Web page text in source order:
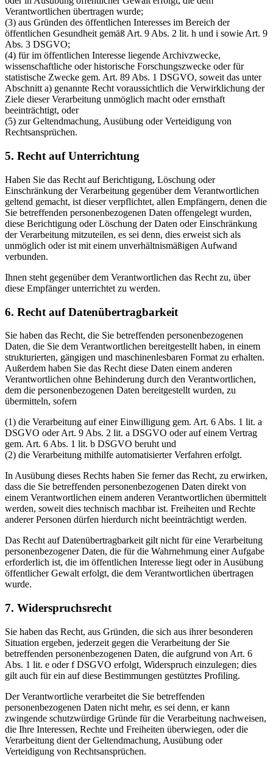
Verantwortlichen übertragen wurde;
(3) aus Gründen des öffentlichen Interesses im Bereich der
öffentlichen Gesundheit gemäß Art. 9 Abs. 2 lit. h und i sowie Art. 9
Abs. 3 DSGVO;
(4) für im öffentlichen Interesse liegende Archivzwecke,
wissenschaftliche oder historische Forschungszwecke oder für
statistische Zwecke gem. Art. 89 Abs. 1 DSGVO, soweit das unter
Abschnitt a) genannte Recht voraussichtlich die Verwirklichung der
Ziele dieser Verarbeitung unmöglich macht oder ernsthaft
beeinträchtigt, oder
(5) zur Geltendmachung, Ausübung oder Verteidigung von
Rechtsansprüchen.
5. Recht auf Unterrichtung
Haben Sie das Recht auf Berichtigung, Löschung oder
Einschränkung der Verarbeitung gegenüber dem Verantwortlichen
geltend gemacht, ist dieser verpflichtet, allen Empfängern, denen die
Sie betreffenden personenbezogenen Daten offengelegt wurden,
diese Berichtigung oder Löschung der Daten oder Einschränkung
der Verarbeitung mitzuteilen, es sei denn, dies erweist sich als
unmöglich oder ist mit einem unverhältnismäßigen Aufwand
verbunden.
Ihnen steht gegenüber dem Verantwortlichen das Recht zu, über
diese Empfänger unterrichtet zu werden.
6. Recht auf Datenübertragbarkeit
Sie haben das Recht, die Sie betreffenden personenbezogenen
Daten, die Sie dem Verantwortlichen bereitgestellt haben, in einem
strukturierten, gängigen und maschinenlesbaren Format zu erhalten.
Außerdem haben Sie das Recht diese Daten einem anderen
Verantwortlichen ohne Behinderung durch den Verantwortlichen,
dem die personenbezogenen Daten bereitgestellt wurden, zu
übermitteln, sofern
(1) die Verarbeitung auf einer Einwilligung gem. Art. 6 Abs. 1 lit. a
DSGVO oder Art. 9 Abs. 2 lit. a DSGVO oder auf einem Vertrag
gem. Art. 6 Abs. 1 lit. b DSGVO beruht und
(2) die Verarbeitung mithilfe automatisierter Verfahren erfolgt.
In Ausübung dieses Rechts haben Sie ferner das Recht, zu erwirken,
dass die Sie betreffenden personenbezogenen Daten direkt von
einem Verantwortlichen einem anderen Verantwortlichen übermittelt
werden, soweit dies technisch machbar ist. Freiheiten und Rechte
anderer Personen dürfen hierdurch nicht beeinträchtigt werden.
Das Recht auf Datenübertragbarkeit gilt nicht für eine Verarbeitung
personenbezogener Daten, die für die Wahrnehmung einer Aufgabe
erforderlich ist, die im öffentlichen Interesse liegt oder in Ausübung
öffentlicher Gewalt erfolgt, die dem Verantwortlichen übertragen
wurde.
7. Widerspruchsrecht
Sie haben das Recht, aus Gründen, die sich aus ihrer besonderen
Situation ergeben, jederzeit gegen die Verarbeitung der Sie
betreffenden personenbezogenen Daten, die aufgrund von Art. 6
Abs. 1 lit. e oder f DSGVO erfolgt, Widerspruch einzulegen; dies
gilt auch für ein auf diese Bestimmungen gestütztes Profiling.
Der Verantwortliche verarbeitet die Sie betreffenden
personenbezogenen Daten nicht mehr, es sei denn, er kann
zwingende schutzwürdige Gründe für die Verarbeitung nachweisen,
die Ihre Interessen, Rechte und Freiheiten überwiegen, oder die
Verarbeitung dient der Geltendmachung, Ausübung oder
Verteidigung von Rechtsansprüchen.